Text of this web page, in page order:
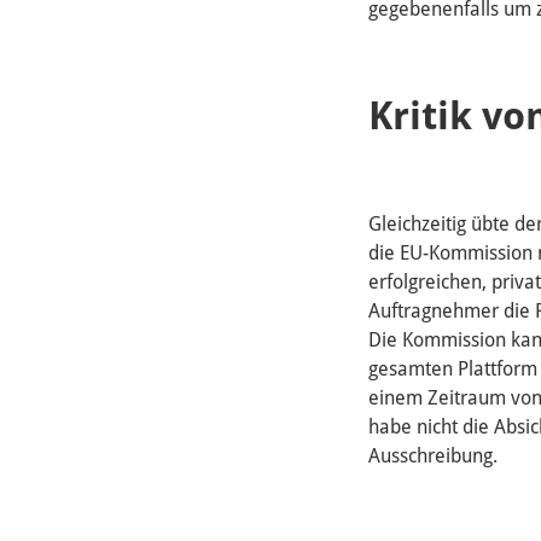
gegebenenfalls um
Kritik
Gleichzeitig übte
die EU-
erfolgreichen,
Auftragnehmer die
Die Kommission
gesamten
einem Zeitraum
habe nicht die
Ausschreibung.